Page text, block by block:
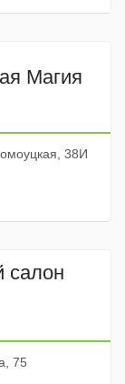
Магия
38И
салон
75